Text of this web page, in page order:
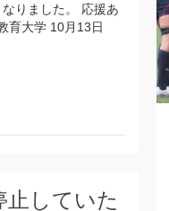
りました。 応援あ
育大学 10月13日
止していた